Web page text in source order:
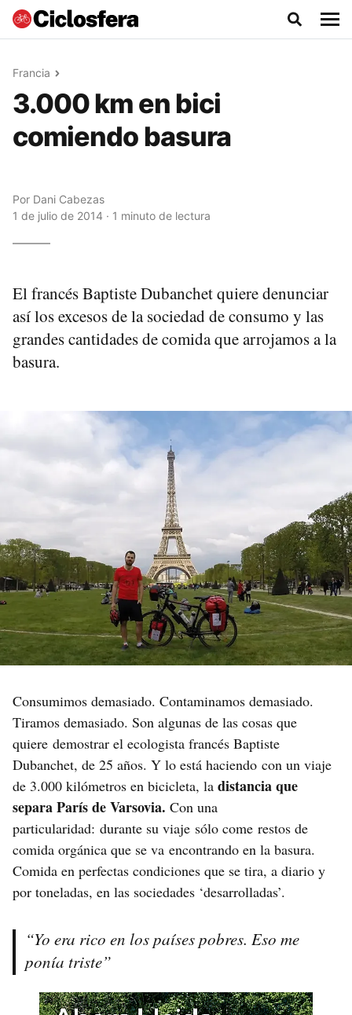
Francia
3.000 km en bici
comiendo basura
Por Dani Cabezas
1 de julio de 2014 · 1 minuto de lectura
El francés Baptiste Dubanchet quiere denunciar
así los excesos de la sociedad de consumo y las
grandes cantidades de comida que arrojamos a la
basura.
Consumimos demasiado. Contaminamos demasiado.
Tiramos demasiado. Son algunas de las cosas que
quiere demostrar el ecologista francés Baptiste
Dubanchet, de 25 años. Y lo está haciendo con un viaje
de 3.000 kilómetros en bicicleta, la distancia que
separa París de Varsovia. Con una
particularidad: durante su viaje sólo come restos de
comida orgánica que se va encontrando en la basura.
Comida en perfectas condiciones que se tira, a diario y
por toneladas, en las sociedades ‘desarrolladas’.
“Yo era rico en los países pobres. Eso me
ponía triste”